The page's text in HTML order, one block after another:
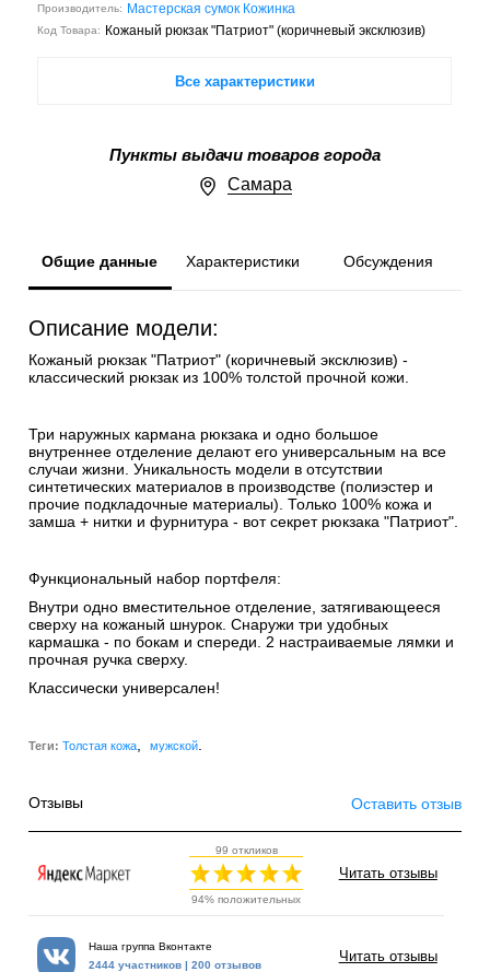
Производитель: Мастерская сумок Кожинка
Код Товара: Кожаный рюкзак "Патриот" (коричневый эксклюзив)
Все характеристики
Пункты выдачи товаров города
Самара
Общие данные Характеристики Обсуждения
Описание модели:
Кожаный рюкзак "Патриот" (коричневый эксклюзив) -
классический рюкзак из 100% толстой прочной кожи.
Три наружных кармана рюкзака и одно большое
внутреннее отделение делают его универсальным на все
случаи жизни. Уникальность модели в отсутствии
синтетических материалов в производстве (полиэстер и
прочие подкладочные материалы). Только 100% кожа и
замша + нитки и фурнитура - вот секрет рюкзака "Патриот".
Функциональный набор портфеля:
Внутри одно вместительное отделение, затягивающееся
сверху на кожаный шнурок. Снаружи три удобных
кармашка - по бокам и спереди. 2 настраиваемые лямки и
прочная ручка сверху.
Классически универсален!
Теги: Толстая кожа мужской.
Отзывы Оставить отзыв
99 откликов
94% положительных
Читать отзывы
Наша группа Вконтакте
2444 участников | 200 отзывов
Читать отзывы